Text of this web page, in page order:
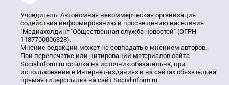
Учредитель: Автономная некоммерческая организация
содействия информированию и просвещению населения
"Медиахолдинг "Общественная служба новостей" (ОГРН
1187700006328).
Мнение редакции может не совпадать с мнением авторов.
При перепечатке или цитировании материалов сайта
Socialinform.ru ссылка на источник обязательна, при
использовании в Интернет-изданиях и на сайтах обязательна
прямая гиперссылка на сайт Socialinform.ru.